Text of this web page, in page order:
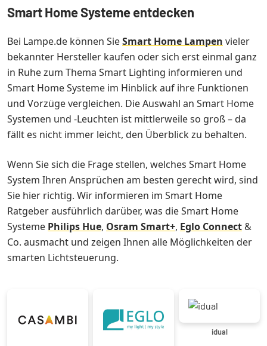
Smart Home Systeme entdecken
Bei Lampe.de können SieSmart Home Lampen vieler
bekannter Hersteller kaufen oder sich erst einmal ganz
in Ruhe zum Thema Smart Lighting informieren und
Smart Home Systeme im Hinblick auf ihre Funktionen
und Vorzüge vergleichen. Die Auswahl an Smart Home
Systemen und -Leuchten ist mittlerweile so groß – da
fällt es nicht immer leicht, den Überblick zu behalten.
Wenn Sie sich die Frage stellen, welches Smart Home
System Ihren Ansprüchen am besten gerecht wird, sind
Sie hier richtig. Wir informieren im Smart Home
Ratgeber ausführlich darüber, was die Smart Home
Systeme Philips Hue, Osram Smart+, Eglo Connect &
Co. ausmacht und zeigen Ihnen alle Möglichkeiten der
smarten Lichtsteuerung.
idual